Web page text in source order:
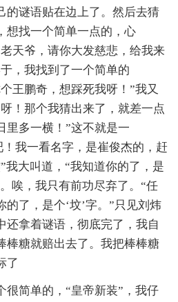
的谜语贴在边上了。然后去猜
想找一个简单一点的，心
天爷，请你大发慈悲，给我来
，我找到了一个简单的
王鹏奇，想踩死我呀！”我又
！那个我猜出来了，就差一点
里多一横！”这不就是一
！我一看名字，是崔俊杰的，赶
我大叫道，“我知道你的了，是
唉，我只有前功尽弃了。“任
了，是个‘坟’字。”只见刘炜
还拿着谜语，彻底完了，我自
棒糖就赔出去了。我把棒棒糖
了
很简单的，“皇帝新装”，我仔